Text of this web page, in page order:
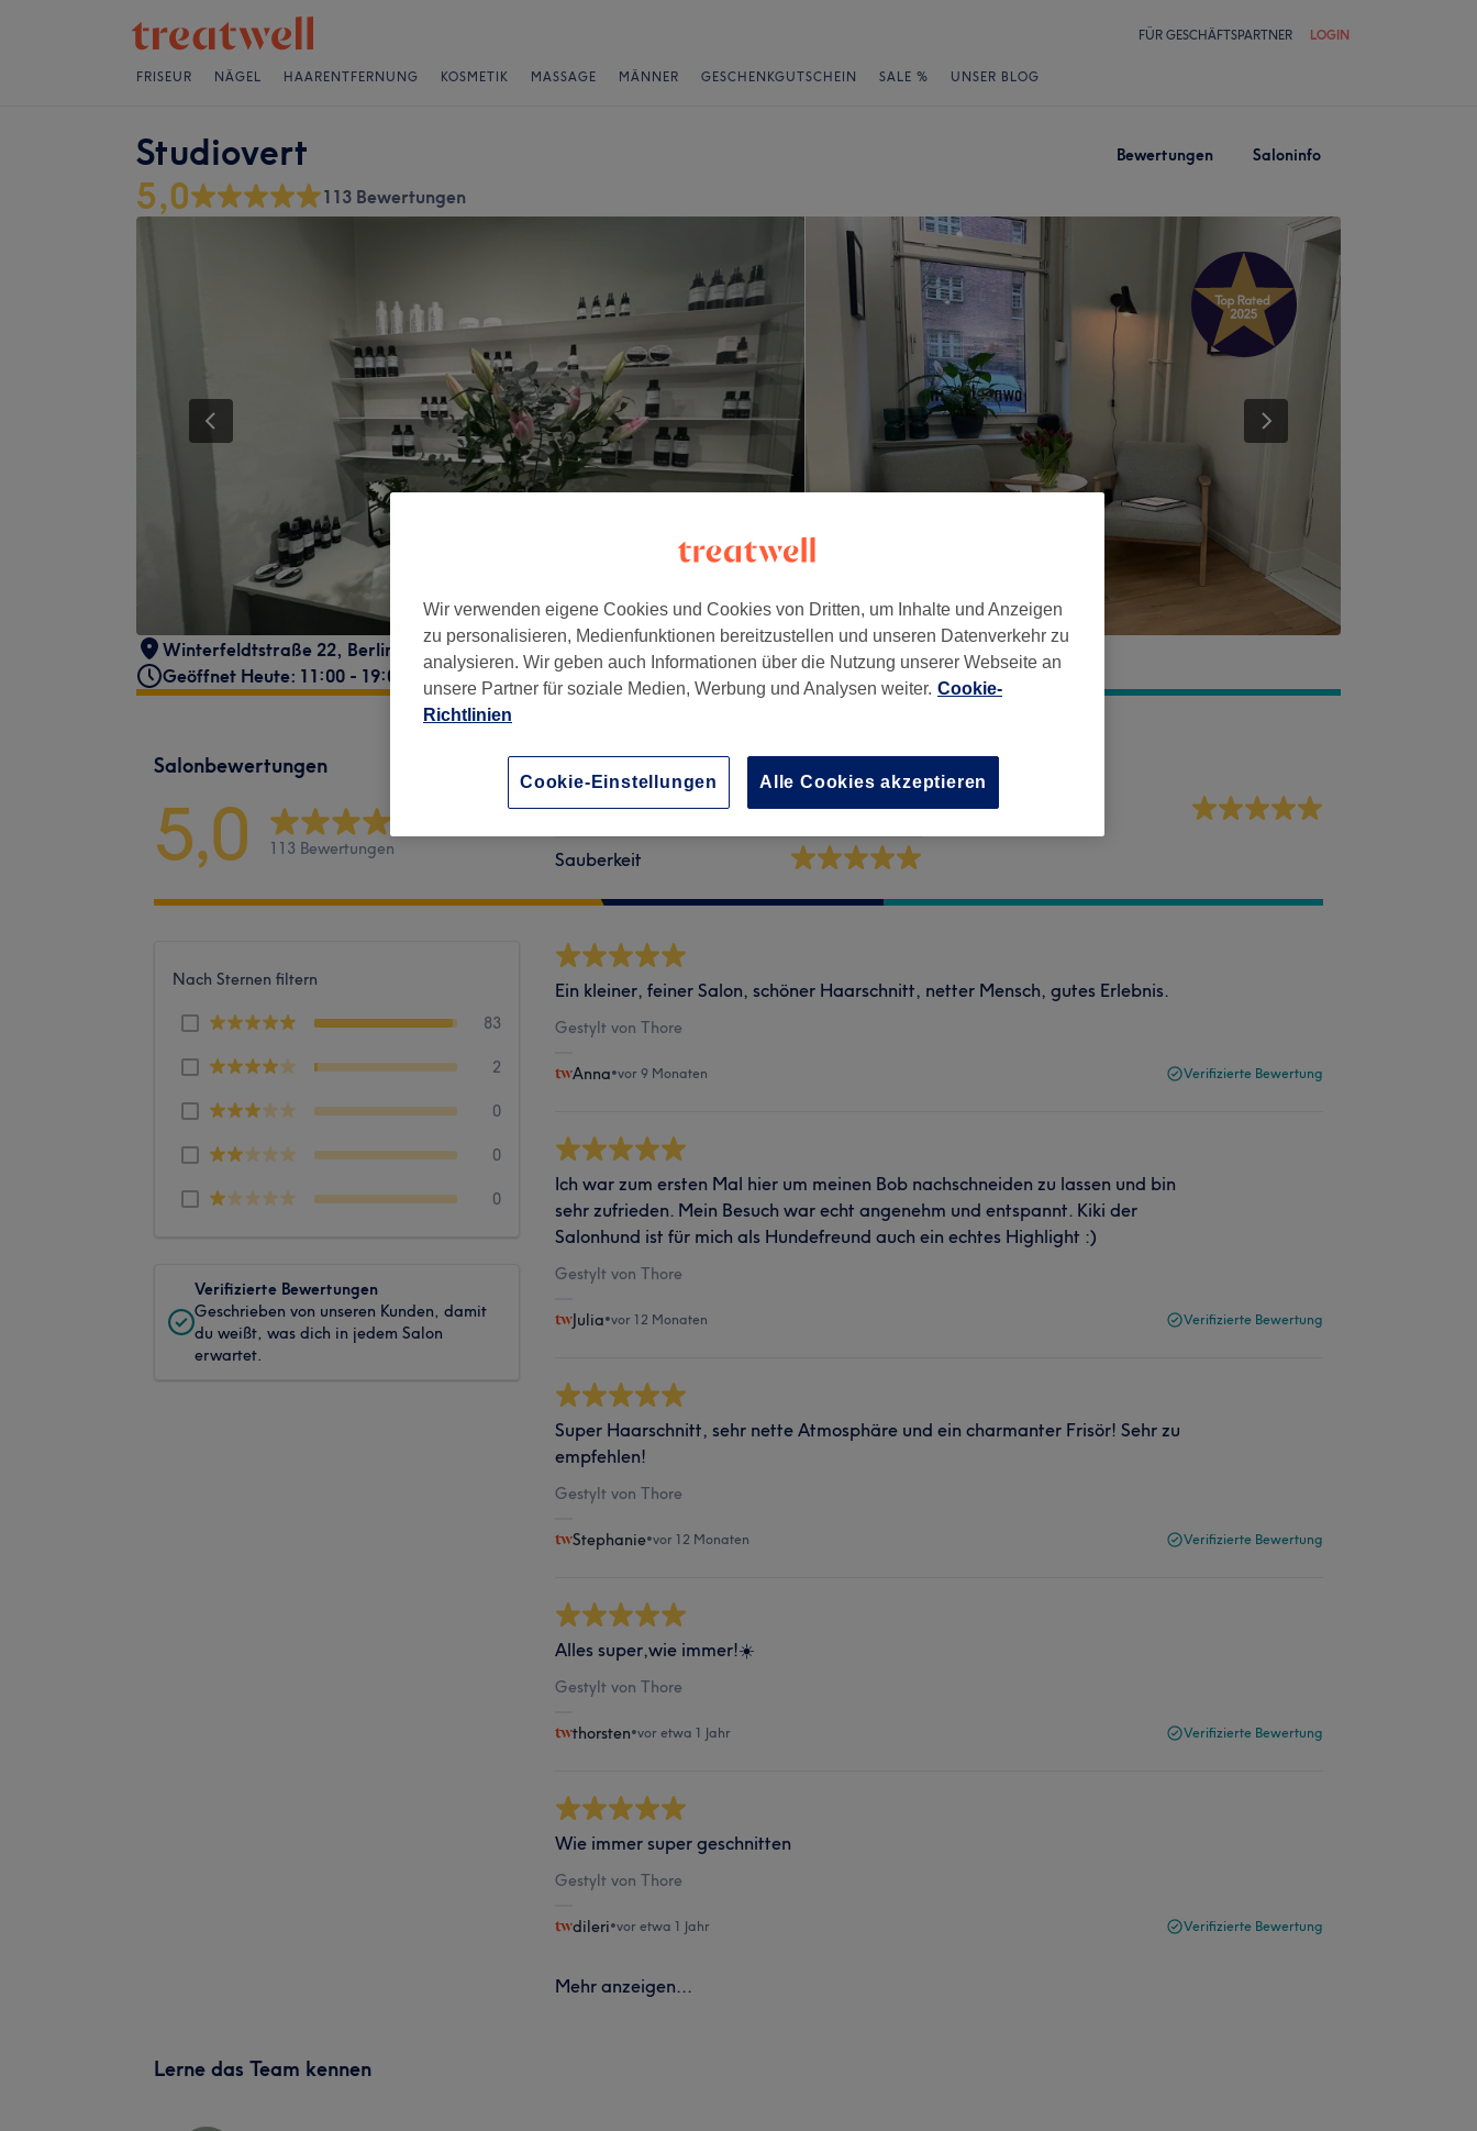
FÜR GESCHÄFTSPARTNER LOGIN
FRISEUR NÄGEL HAARENTFERNUNG KOSMETIK MASSAGE MÄNNER GESCHENKGUTSCHEIN SALE % UNSER BLOG
Studiovert Bewertungen Saloninfo
5,0 113 Bewertungen
Winterfeldtstraße 22, Berlin
10783
Geöffnet Heute: 11:00 - 19:00
Salonbewertungen
5,0 113 Bewertungen
Ambiente
Sauberkeit
Service
Nach Sternen filtern
83
2
0
0
0
Verifizierte Bewertungen
Geschrieben von unseren Kunden, damit
du weißt, was dich in jedem Salon
erwartet.
Ein kleiner, feiner Salon, schöner Haarschnitt, netter Mensch, gutes Erlebnis.
Gestylt von Thore
Anna•vor 9 Monaten Verifizierte Bewertung
Ich war zum ersten Mal hier um meinen Bob nachschneiden zu lassen und bin
sehr zufrieden. Mein Besuch war echt angenehm und entspannt. Kiki der
Salonhund ist für mich als Hundefreund auch ein echtes Highlight :)
Gestylt von Thore
Julia•vor 12 Monaten Verifizierte Bewertung
Super Haarschnitt, sehr nette Atmosphäre und ein charmanter Frisör! Sehr zu
empfehlen!
Gestylt von Thore
Stephanie•vor 12 Monaten Verifizierte Bewertung
Alles super,wie immer!☀️
Gestylt von Thore
thorsten•vor etwa 1 Jahr Verifizierte Bewertung
Wie immer super geschnitten
Gestylt von Thore
dileri•vor etwa 1 Jahr Verifizierte Bewertung
Mehr anzeigen...
Lerne das Team kennen
Wir verwenden eigene Cookies und Cookies von Dritten, um Inhalte und Anzeigen
zu personalisieren, Medienfunktionen bereitzustellen und unseren Datenverkehr zu
analysieren. Wir geben auch Informationen über die Nutzung unserer Webseite an
unsere Partner für soziale Medien, Werbung und Analysen weiter. Cookie-
Richtlinien
Cookie-Einstellungen Alle Cookies akzeptieren